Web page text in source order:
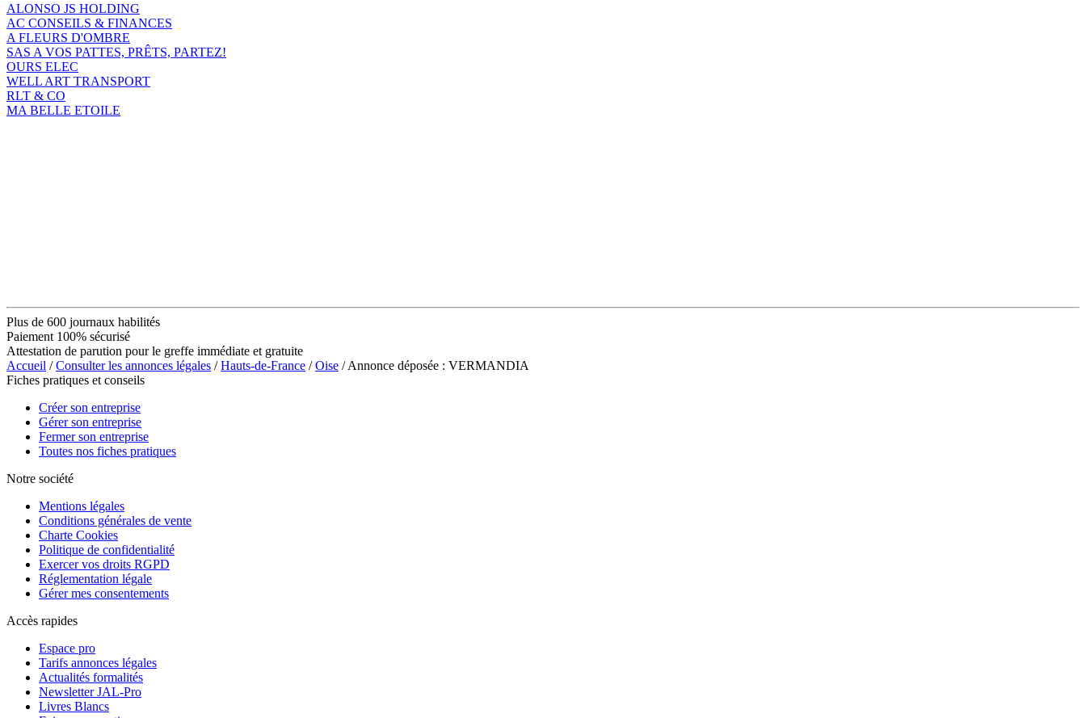
ALONSO JS HOLDING
AC CONSEILS & FINANCES
A FLEURS D'OMBRE
SAS A VOS PATTES, PRÊTS, PARTEZ!
OURS ELEC
WELL ART TRANSPORT
RLT & CO
MA BELLE ETOILE
Plus de 600 journaux habilités
Paiement 100% sécurisé
Attestation de parution pour le greffe immédiate et gratuite
Accueil /Consulter les annonces légales /Hauts-de-France /Oise / Annonce déposée : VERMANDIA
Fiches pratiques et conseils
Créer son entreprise
Gérer son entreprise
Fermer son entreprise
Toutes nos fiches pratiques
Notre société
Mentions légales
Conditions générales de vente
Charte Cookies
Politique de confidentialité
Exercer vos droits RGPD
Réglementation légale
Gérer mes consentements
Accès rapides
Espace pro
Tarifs annonces légales
Actualités formalités
Newsletter JAL-Pro
Livres Blancs